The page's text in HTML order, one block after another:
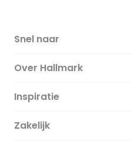
Snel naar
Over Hallmark
Over ons
Duurzaamheid
Inspiratie
Magazine
Zakelijk